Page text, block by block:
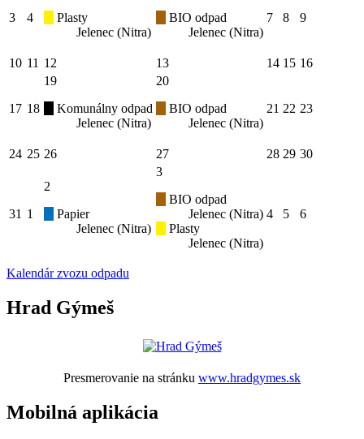
3 4
Plasty
Jelenec (Nitra)
BIO odpad
Jelenec (Nitra)
7 8 9
10 11 12 13 14 15 16
17 18
19
Komunálny odpad
Jelenec (Nitra)
20
BIO odpad
Jelenec (Nitra)
21 22 23
24 25 26 27 28 29 30
31 1
2
Papier
Jelenec (Nitra)
3
BIO odpad
Jelenec (Nitra)
Plasty
Jelenec (Nitra)
4 5 6
Kalendár zvozu odpadu
Hrad Gýmeš
Presmerovanie na stránku www.hradgymes.sk
Mobilná aplikácia